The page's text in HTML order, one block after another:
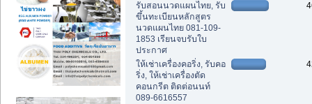
รับสอนนวดแผนไทย, รับ
ขึ้นทะเบียนหลักสูตร
นวดแผนไทย 081-109-
1853 เรียนจบรับใบ
ประกาศ
ให้เช่าเครื่องคอริ่ง, รับคอ
ริ่ง, ให้เช่าเครื่องตัด
คอนกรีต ติดต่อนนท์
089-6616557